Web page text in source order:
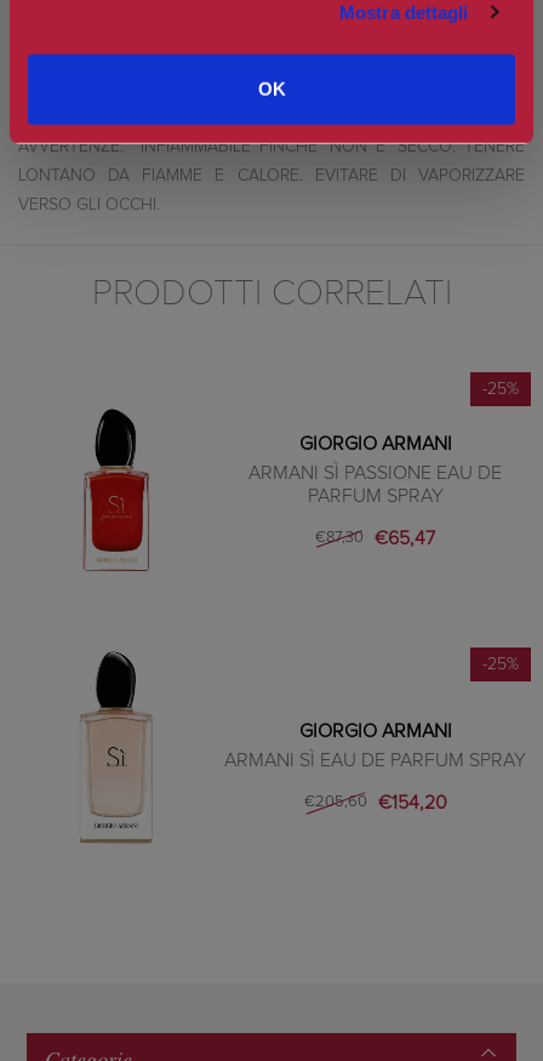
Mostra dettagli
OK
AVVERTENZE: INFIAMMABILE FINCHE' NON E' SECCO. TENERE
LONTANO DA FIAMME E CALORE. EVITARE DI VAPORIZZARE
VERSO GLI OCCHI.
PRODOTTI CORRELATI
-25%
GIORGIO ARMANI
ARMANI SÌ PASSIONE EAU DE
PARFUM SPRAY
€87,30 €65,47
-25%
GIORGIO ARMANI
ARMANI SÌ EAU DE PARFUM SPRAY
€205,60 €154,20